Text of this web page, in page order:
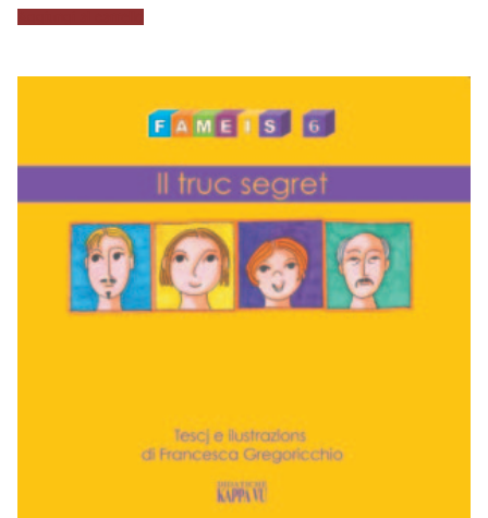
era:
12,00 €.
è:
10,00 €.